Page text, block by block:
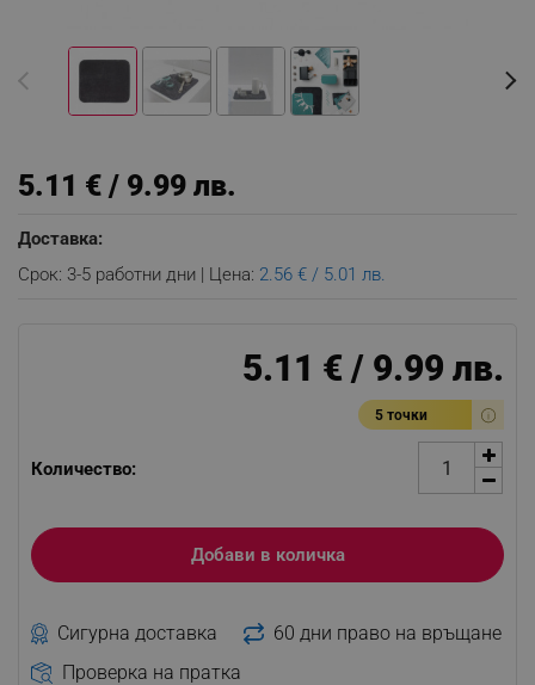
5.11 € / 9.99 лв.
Доставка:
Срок: 3-5 работни дни | Цена: 2.56 € / 5.01 лв.
5.11 € / 9.99 лв.
5 точки
Количество:
Добави в количка
Сигурна доставка
60 дни право на връщане
Проверка на пратка